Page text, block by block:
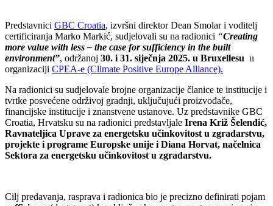
Predstavnici GBC Croatia, izvršni direktor Dean Smolar i voditelj
certificiranja Marko Markić, sudjelovali su na radionici “Creating
more value with less – the case for sufficiency in the built
environment”, održanoj 30. i 31. siječnja 2025. u Bruxellesu u
organizaciji CPEA-e (Climate Positive Europe Alliance).
Na radionici su sudjelovale brojne organizacije članice te institucije i
tvrtke posvećene održivoj gradnji, uključujući proizvođače,
financijske institucije i znanstvene ustanove. Uz predstavnike GBC
Croatia, Hrvatsku su na radionici predstavljale Irena Križ Šelendić,
Ravnateljica Uprave za energetsku učinkovitost u zgradarstvu,
projekte i programe Europske unije i Diana Horvat, načelnica
Sektora za energetsku učinkovitost u zgradarstvu.
Cilj predavanja, rasprava i radionica bio je precizno definirati pojam